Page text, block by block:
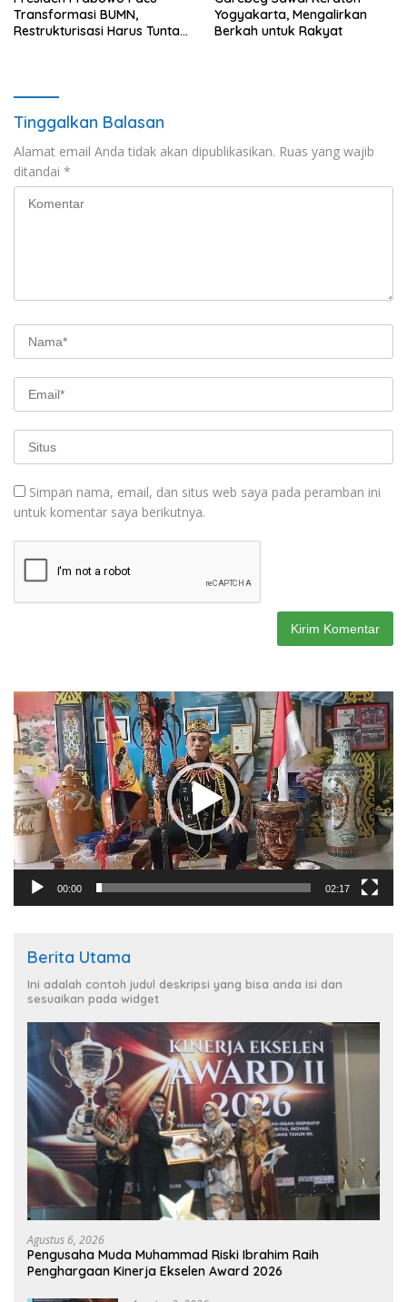
Transformasi BUMN,
Restrukturisasi Harus Tuntas
Yogyakarta, Mengalirkan
Berkah untuk Rakyat
Tinggalkan Balasan
Alamat email Anda tidak akan dipublikasikan. Ruas yang wajib
ditandai *
Simpan nama, email, dan situs web saya pada peramban ini
untuk komentar saya berikutnya.
Pemutar
Video
00:00 02:17
Berita Utama
Ini adalah contoh judul deskripsi yang bisa anda isi dan
sesuaikan pada widget
Agustus 6, 2026
Pengusaha Muda Muhammad Riski Ibrahim Raih
Penghargaan Kinerja Ekselen Award 2026